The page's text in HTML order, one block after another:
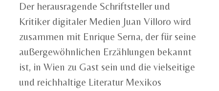
Der herausragende Schriftsteller und
Kritiker digitaler Medien Juan Villoro wird
zusammen mit Enrique Serna, der für seine
außergewöhnlichen Erzählungen bekannt
ist, in Wien zu Gast sein und die vielseitige
und reichhaltige Literatur Mexikos